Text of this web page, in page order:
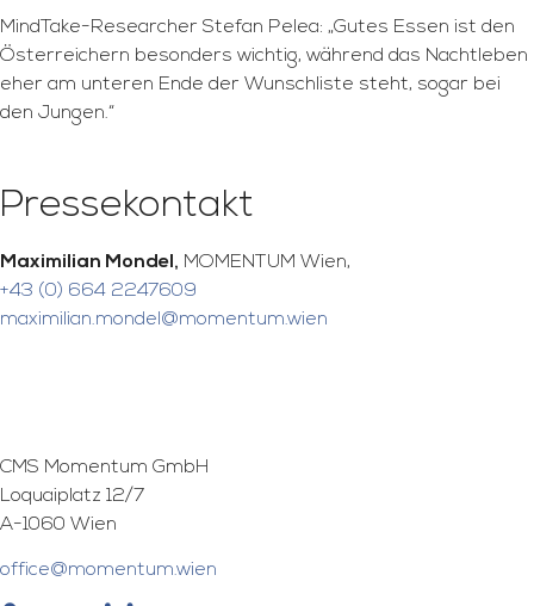
MindTake-Researcher Stefan Pelea: „Gutes Essen ist den
Österreichern besonders wichtig, während das Nachtleben
eher am unteren Ende der Wunschliste steht, sogar bei
den Jungen.“
Pressekontakt
Maximilian Mondel, MOMENTUM Wien,
+43 (0) 664 2247609
maximilian.mondel@momentum.wien
CMS Momentum GmbH
Loquaiplatz 12/7
A-1060 Wien
office@momentum.wien